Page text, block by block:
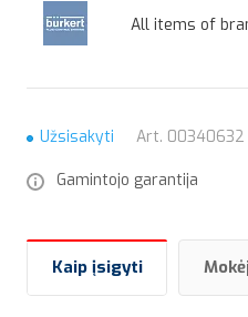
All items of
Užsisakyti Art. 00340632
Gamintojo garantija
Kaip įsigyti